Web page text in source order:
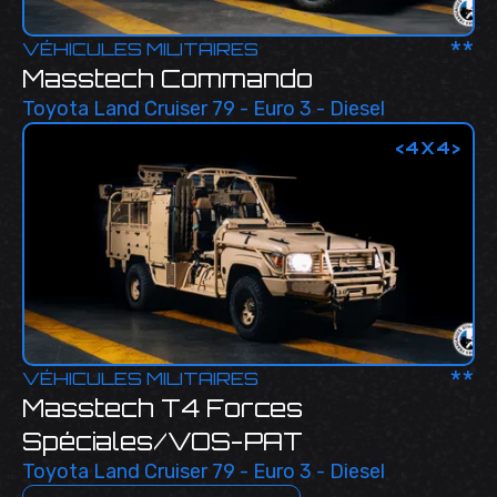
VÉHICULES MILITAIRES
Masstech Commando
Toyota Land Cruiser 79 - Euro 3 - Diesel
**
<4X4>
VÉHICULES MILITAIRES
Masstech T4 Forces
Spéciales/VOS-PAT
Toyota Land Cruiser 79 - Euro 3 - Diesel
**